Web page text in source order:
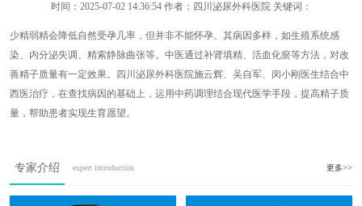
时间： 2025-07-02 14:36:54作者：四川泌尿外科医院 关键词：
少精弱精会降低自然受孕几率，但并非不能怀孕。其病因多样，如生殖系统感
染、内分泌失调、精索静脉曲张等。中医通过补肾填精、活血化瘀等方法，对改
善精子质量有一定效果。四川泌尿外科医院施云辉、吴自军、闵小刚医生结合中
西医治疗，在查找病因的基础上，运用中药调理结合现代医学手段，提高精子质
量，帮助患者实现生育愿望。
专家介绍 expert introduction 更多>>